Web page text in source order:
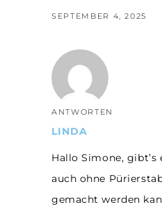
SEPTEMBER 4, 2025
ANTWORTEN
LINDA
Hallo Simone, gibt’s
auch ohne
gemacht werden